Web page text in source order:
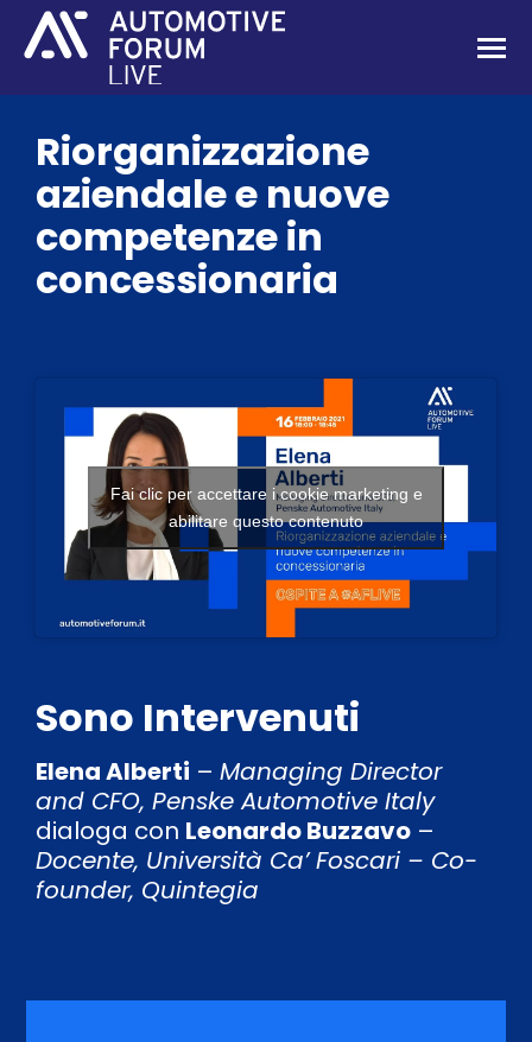
Riorganizzazione
aziendale e nuove
competenze in
concessionaria
Fai clic per accettare i cookie marketing e
abilitare questo contenuto
Sono Intervenuti
Elena Alberti – Managing Director
and CFO, Penske Automotive Italy
dialoga con Leonardo Buzzavo –
Docente, Università Ca’ Foscari – Co-
founder, Quintegia